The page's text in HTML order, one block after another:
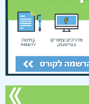
על המורה >